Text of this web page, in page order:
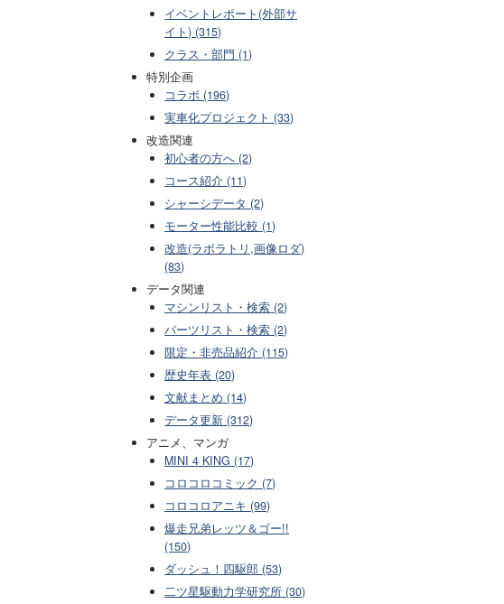
イベントレポート(外部サ
イト) (315)
クラス・部門 (1)
特別企画
コラボ (196)
実車化プロジェクト (33)
改造関連
初心者の方へ (2)
コース紹介 (11)
シャーシデータ (2)
モーター性能比較 (1)
改造(ラボラトリ,画像ロダ)
(83)
データ関連
マシンリスト・検索 (2)
パーツリスト・検索 (2)
限定・非売品紹介 (115)
歴史年表 (20)
文献まとめ (14)
データ更新 (312)
アニメ、マンガ
MINI 4 KING (17)
コロコロコミック (7)
コロコロアニキ (99)
爆走兄弟レッツ＆ゴー!!
(150)
ダッシュ！四駆郎 (53)
二ツ星駆動力学研究所 (30)